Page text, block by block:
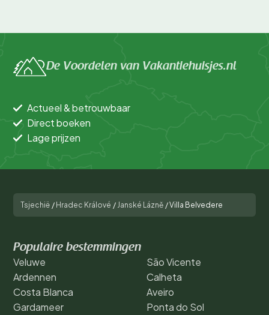
De Voordelen van Vakantiehuisjes.nl
Actueel & betrouwbaar
Direct boeken
Lage prijzen
Tsjechië / Hradec Králové / Janské Lázně /Villa Belvedere
Populaire bestemmingen
Veluwe
Ardennen
Costa Blanca
Gardameer
São Vicente
Calheta
Aveiro
Ponta do Sol